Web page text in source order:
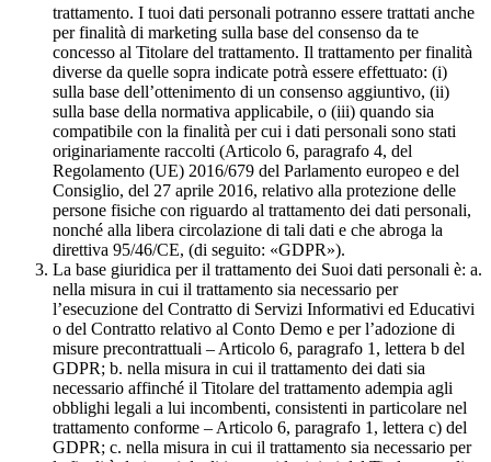
trattamento. I tuoi dati personali potranno essere trattati anche
per finalità di marketing sulla base del consenso da te
concesso al Titolare del trattamento. Il trattamento per finalità
diverse da quelle sopra indicate potrà essere effettuato: (i)
sulla base dell’ottenimento di un consenso aggiuntivo, (ii)
sulla base della normativa applicabile, o (iii) quando sia
compatibile con la finalità per cui i dati personali sono stati
originariamente raccolti (Articolo 6, paragrafo 4, del
Regolamento (UE) 2016/679 del Parlamento europeo e del
Consiglio, del 27 aprile 2016, relativo alla protezione delle
persone fisiche con riguardo al trattamento dei dati personali,
nonché alla libera circolazione di tali dati e che abroga la
direttiva 95/46/CE, (di seguito: «GDPR»).
La base giuridica per il trattamento dei Suoi dati personali è: a.
nella misura in cui il trattamento sia necessario per
l’esecuzione del Contratto di Servizi Informativi ed Educativi
o del Contratto relativo al Conto Demo e per l’adozione di
misure precontrattuali – Articolo 6, paragrafo 1, lettera b del
GDPR; b. nella misura in cui il trattamento dei dati sia
necessario affinché il Titolare del trattamento adempia agli
obblighi legali a lui incombenti, consistenti in particolare nel
trattamento conforme – Articolo 6, paragrafo 1, lettera c) del
GDPR; c. nella misura in cui il trattamento sia necessario per